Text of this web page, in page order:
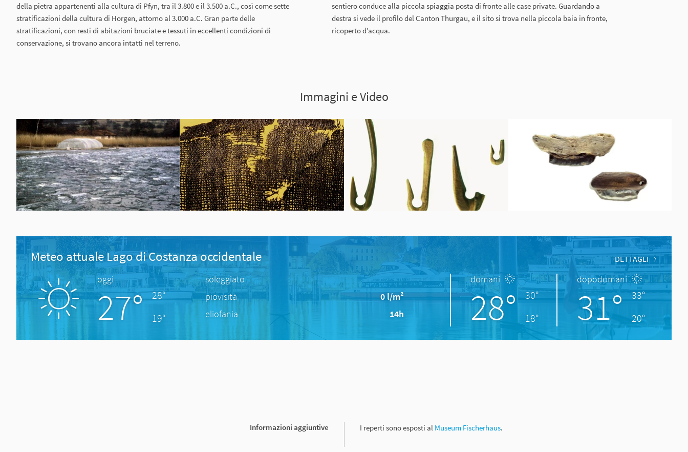
della pietra appartenenti alla cultura di Pfyn, tra il 3.800 e il 3.500 a.C., così come sette
stratificazioni della cultura di Horgen, attorno al 3.000 a.C. Gran parte delle
stratificazioni, con resti di abitazioni bruciate e tessuti in eccellenti condizioni di
conservazione, si trovano ancora intatti nel terreno.
sentiero conduce alla piccola spiaggia posta di fronte alle case private. Guardando a
destra si vede il profilo del Canton Thurgau, e il sito si trova nella piccola baia in fronte,
ricoperto d’acqua.
Immagini e Video
Meteo attuale Lago di Costanza occidentale DETTAGLI
oggi
27°
28°
19°
soleggiato
piovisità
0 l/m²
eliofania
14h
domani
28°
30°
18°
dopodomani
31°
33°
20°
Informazioni aggiuntive I reperti sono esposti al Museum Fischerhaus.